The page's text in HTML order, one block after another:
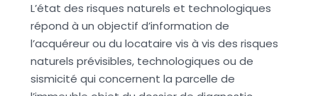
L’état des risques naturels et technologiques
répond à un objectif d’information de
l’acquéreur ou du locataire vis à vis des risques
naturels prévisibles, technologiques ou de
sismicité qui concernent la parcelle de